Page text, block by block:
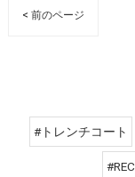
< 前のページ
#トレンチコート